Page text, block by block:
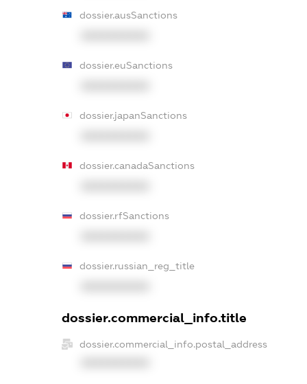
dossier.ausSanctions
dossier.euSanctions
dossier.japanSanctions
dossier.canadaSanctions
dossier.rfSanctions
dossier.russian_reg_title
dossier.commercial_info.title
dossier.commercial_info.postal_address